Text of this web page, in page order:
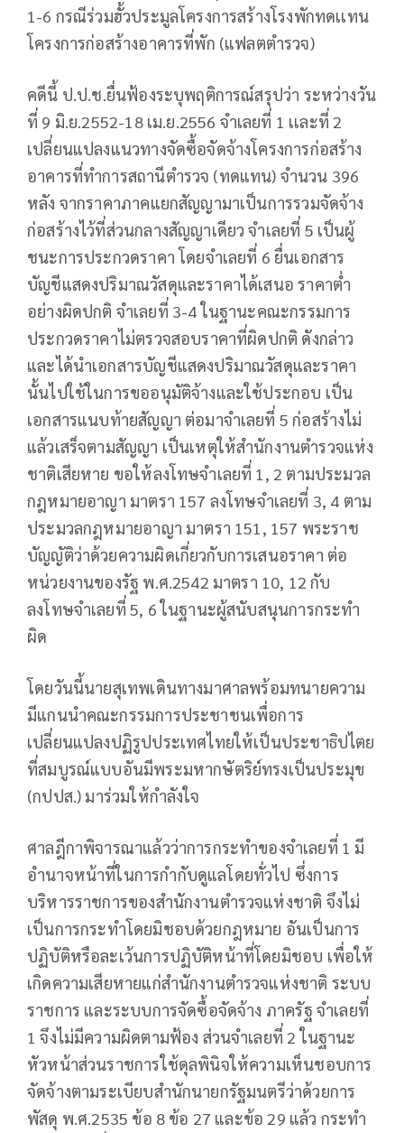
1-6 กรณีร่วมฮั้วประมูลโครงการสร้างโรงพักทดเเทน
โครงการก่อสร้างอาคารที่พัก (แฟลตตำรวจ)
คดีนี้ ป.ป.ช.ยื่นฟ้องระบุพฤติการณ์สรุปว่า ระหว่างวัน
ที่ 9 มิ.ย.2552-18 เม.ย.2556 จำเลยที่ 1 เเละที่ 2
เปลี่ยนแปลงแนวทางจัดซื้อจัดจ้างโครงการก่อสร้าง
อาคารที่ทำการสถานีตำรวจ (ทดแทน) จำนวน 396
หลัง จากราคาภาคแยกสัญญามาเป็นการรวมจัดจ้าง
ก่อสร้างไว้ที่ส่วนกลางสัญญาเดียว จำเลยที่ 5 เป็นผู้
ชนะการประกวดราคา โดยจำเลยที่ 6 ยื่นเอกสาร
บัญชีแสดงปริมาณวัสดุและราคาได้เสนอ ราคาต่ำ
อย่างผิดปกติ จำเลยที่ 3-4 ในฐานะคณะกรรมการ
ประกวดราคาไม่ตรวจสอบราคาที่ผิดปกติ ดังกล่าว
และได้นำเอกสารบัญชีแสดงปริมาณวัสดุและราคา
นั้นไปใช้ในการขออนุมัติจ้างและใช้ประกอบ เป็น
เอกสารแนบท้ายสัญญา ต่อมาจำเลยที่ 5 ก่อสร้างไม่
แล้วเสร็จตามสัญญา เป็นเหตุให้สำนักงานตำรวจแห่ง
ชาติเสียหาย ขอให้ลงโทษจำเลยที่ 1, 2 ตามประมวล
กฎหมายอาญา มาตรา 157 ลงโทษจำเลยที่ 3, 4 ตาม
ประมวลกฎหมายอาญา มาตรา 151, 157 พระราช
บัญญัติว่าด้วยความผิดเกี่ยวกับการเสนอราคา ต่อ
หน่วยงานของรัฐ พ.ศ.2542 มาตรา 10, 12 กับ
ลงโทษจำเลยที่ 5, 6 ในฐานะผู้สนับสนุนการกระทำ
ผิด
โดยวันนี้นายสุเทพเดินทางมาศาลพร้อมทนายความ
มีแกนนำคณะกรรมการประชาชนเพื่อการ
เปลี่ยนแปลงปฏิรูปประเทศไทยให้เป็นประชาธิปไตย
ที่สมบูรณ์แบบอันมีพระมหากษัตริย์ทรงเป็นประมุข
(กปปส.) มาร่วมให้กำลังใจ
ศาลฎีกาพิจารณาแล้วว่าการกระทำของจำเลยที่ 1 มี
อำนาจหน้าที่ในการกำกับดูแลโดยทั่วไป ซึ่งการ
บริหารราชการของสำนักงานตำรวจแห่งชาติ จึงไม่
เป็นการกระทำโดยมิชอบด้วยกฎหมาย อันเป็นการ
ปฏิบัติหรือละเว้นการปฏิบัติหน้าที่โดยมิชอบ เพื่อให้
เกิดความเสียหายแก่สำนักงานตำรวจแห่งชาติ ระบบ
ราชการ และระบบการจัดซื้อจัดจ้าง ภาครัฐ จําเลยที่
1 จึงไม่มีความผิดตามฟ้อง ส่วนจำเลยที่ 2 ในฐานะ
หัวหน้าส่วนราชการใช้ดุลพินิจให้ความเห็นชอบการ
จัดจ้างตามระเบียบสำนักนายกรัฐมนตรีว่าด้วยการ
พัสดุ พ.ศ.2535 ข้อ 8 ข้อ 27 และข้อ 29 แล้ว กระทำ